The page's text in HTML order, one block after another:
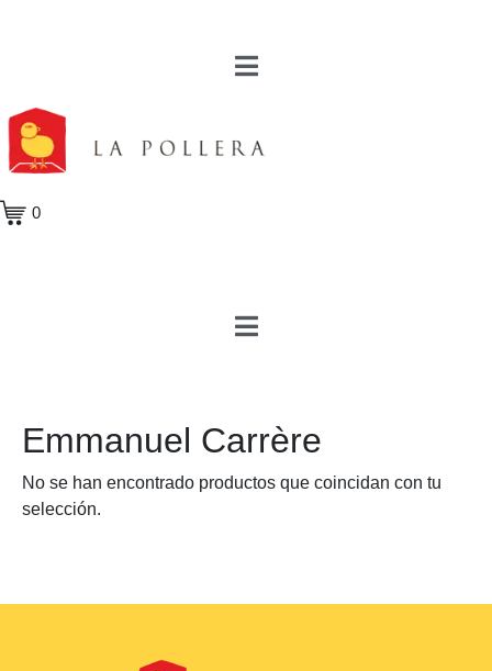
0
Emmanuel Carrère
No se han encontrado productos que coincidan con tu
selección.